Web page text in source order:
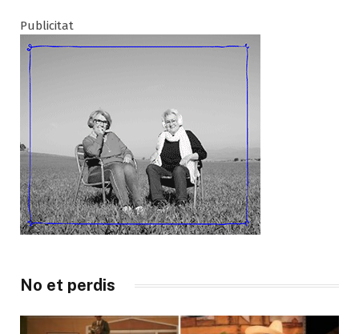
Publicitat
No et perdis